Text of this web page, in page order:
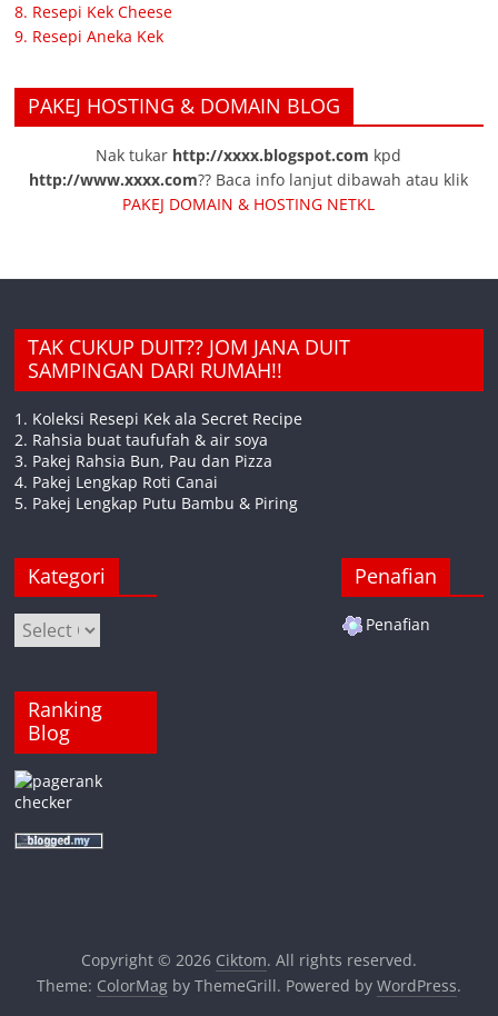
8. Resepi Kek Cheese
9. Resepi Aneka Kek
PAKEJ HOSTING & DOMAIN BLOG
Nak tukar http://xxxx.blogspot.com kpd
http://www.xxxx.com?? Baca info lanjut dibawah atau klik
PAKEJ DOMAIN & HOSTING NETKL
TAK CUKUP DUIT?? JOM JANA DUIT
SAMPINGAN DARI RUMAH!!
1. Koleksi Resepi Kek ala Secret Recipe
2. Rahsia buat taufufah & air soya
3. Pakej Rahsia Bun, Pau dan Pizza
4. Pakej Lengkap Roti Canai
5. Pakej Lengkap Putu Bambu & Piring
Kategori
Kategori
Ranking
Blog
Penafian
Penafian
Copyright © 2026 Ciktom. All rights reserved.
Theme: ColorMagby ThemeGrill. Powered by WordPress.